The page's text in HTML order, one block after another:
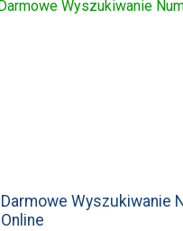
Darmowe Wyszukiwanie
Online